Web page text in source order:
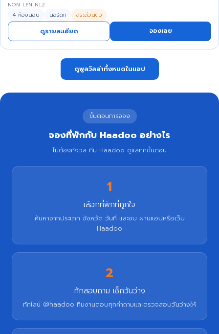
NON LEN NL2
4 ห้องนอน นอร์ดิก สระส่วนตัว
ดูรายละเอียด จองเลย
ดูพูลวิลล่าทั้งหมดในแอป
ขั้นตอนการจอง
จองที่พักกับ Haadoo อย่างไร
ไม่ต้องกังวล ทีม Haadoo ดูแลทุกขั้นตอน
1
เลือกที่พักที่ถูกใจ
ค้นหาจากประเภท จังหวัด วันที่ และงบ ผ่านแอปหรือเว็บ
Haadoo
2
ทักสอบถาม เช็กวันว่าง
ทักไลน์ @haadoo ทีมงานตอบทุกคำถามและตรวจสอบวันว่างให้